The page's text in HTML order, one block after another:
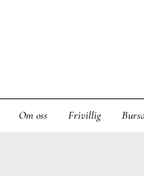
Om oss Frivillig